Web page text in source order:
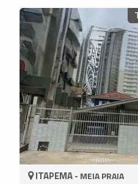
ITAPEMA - MEIA PRAIA